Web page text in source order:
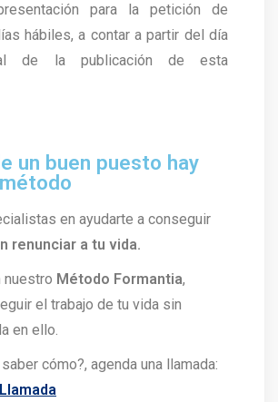
para la petición de
hábiles, a contar a partir del día
de la publicación de esta
un buen puesto hay
en ayudarte a conseguir
renunciar a tu vida.
nuestro Método Formantia,
el trabajo de tu vida sin
en ello.
cómo?, agenda una llamada: